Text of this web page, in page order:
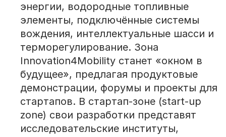
энергии, водородные топливные
элементы, подключённые системы
вождения, интеллектуальные шасси и
терморегулирование. Зона
Innovation4Mobility станет «окном в
будущее», предлагая продуктовые
демонстрации, форумы и проекты для
стартапов. В стартап-зоне (start-up
zone) свои разработки представят
исследовательские институты,